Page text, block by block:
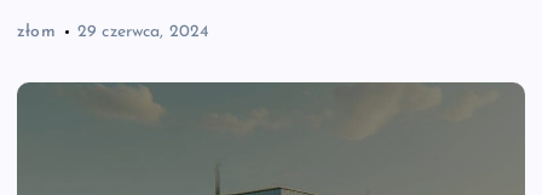
złom 29 czerwca, 2024